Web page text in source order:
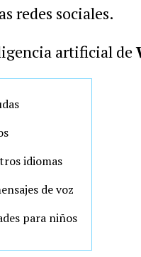
redes sociales.
artificial de
idiomas
de voz
para niños